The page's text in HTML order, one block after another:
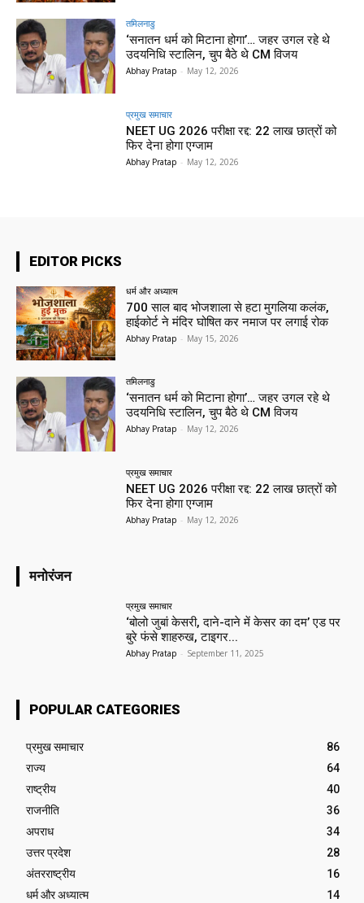
तमिलनाडु
‘सनातन धर्म को मिटाना होगा’… जहर उगल रहे थे
उदयनिधि स्टालिन, चुप बैठे थे CM विजय
Abhay Pratap - May 12, 2026
प्रमुख समाचार‎
NEET UG 2026 परीक्षा रद्द: 22 लाख छात्रों को
फिर देना होगा एग्जाम
Abhay Pratap - May 12, 2026
EDITOR PICKS
धर्म और अध्यात्म
700 साल बाद भोजशाला से हटा मुगलिया कलंक,
हाईकोर्ट ने मंदिर घोषित कर नमाज पर लगाई रोक
Abhay Pratap - May 15, 2026
तमिलनाडु
‘सनातन धर्म को मिटाना होगा’… जहर उगल रहे थे
उदयनिधि स्टालिन, चुप बैठे थे CM विजय
Abhay Pratap - May 12, 2026
प्रमुख समाचार‎
NEET UG 2026 परीक्षा रद्द: 22 लाख छात्रों को
फिर देना होगा एग्जाम
Abhay Pratap - May 12, 2026
मनोरंजन
प्रमुख समाचार‎
‘बोलो जुबां केसरी, दाने-दाने में केसर का दम’ एड पर
बुरे फंसे शाहरुख, टाइगर...
Abhay Pratap - September 11, 2025
POPULAR CATEGORIES
प्रमुख समाचार‎
86
राज्य
64
राष्ट्रीय
40
राजनीति
36
अपराध
34
उत्तर प्रदेश
28
अंतरराष्ट्रीय
16
धर्म और अध्यात्म
14